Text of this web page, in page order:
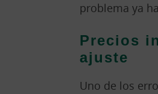
problema ya
Precios
ajuste
Uno de los